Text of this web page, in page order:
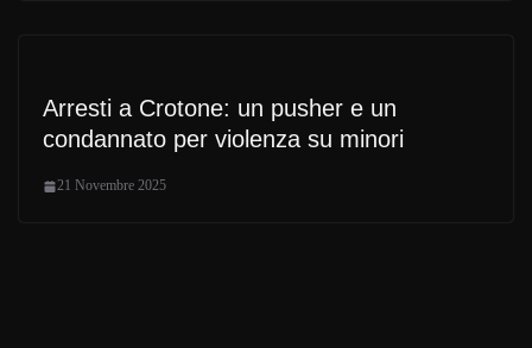
Arresti a Crotone: un pusher e un
condannato per violenza su minori
21 Novembre 2025